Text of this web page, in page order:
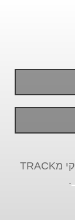
אני מסכים/ה לקבל עדכונים ותוכן שיווקי מTRACK
.